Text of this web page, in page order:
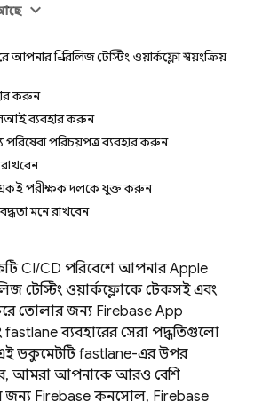
আপনার প্রি-রিলিজ টেস্টিং ওয়ার্কফ্লো স্বয়ংক্রিয়
করুন
ব্যবহার করুন
পরিষেবা পরিচয়পত্র ব্যবহার করুন
রাখবেন
একই পরীক্ষক দলকে যুক্ত করুন
মনে রাখবেন
CI/CD পরিবেশে আপনার Apple
টেস্টিং ওয়ার্কফ্লোকে টেকসই এবং
তোলার জন্য Firebase App
fastlane ব্যবহারের সেরা পদ্ধতিগুলো
ডকুমেন্টটি fastlane-এর উপর
আমরা আপনাকে আরও বেশি
জন্য Firebase কনসোল, Firebase